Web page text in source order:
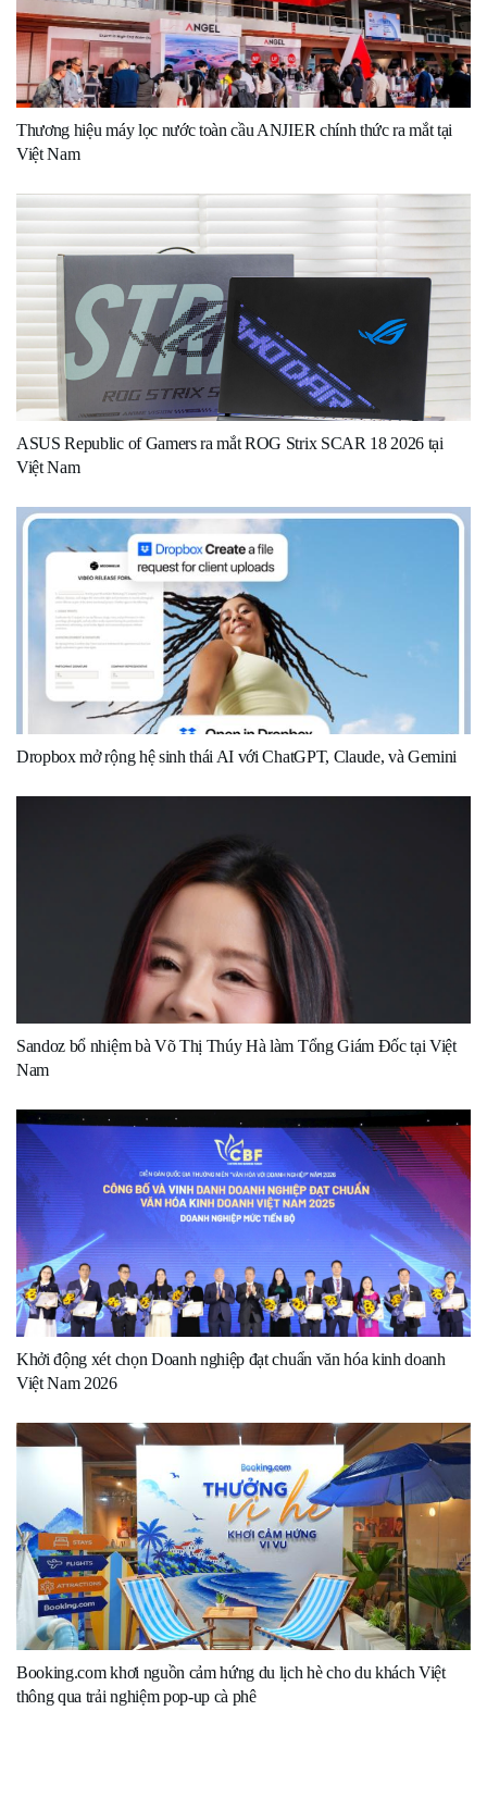
Thương hiệu máy lọc nước toàn cầu ANJIER chính thức ra mắt tại
Việt Nam
ASUS Republic of Gamers ra mắt ROG Strix SCAR 18 2026 tại
Việt Nam
Dropbox mở rộng hệ sinh thái AI với ChatGPT, Claude, và Gemini
Sandoz bổ nhiệm bà Võ Thị Thúy Hà làm Tổng Giám Đốc tại Việt
Nam
Khởi động xét chọn Doanh nghiệp đạt chuẩn văn hóa kinh doanh
Việt Nam 2026
Booking.com khơi nguồn cảm hứng du lịch hè cho du khách Việt
thông qua trải nghiệm pop-up cà phê